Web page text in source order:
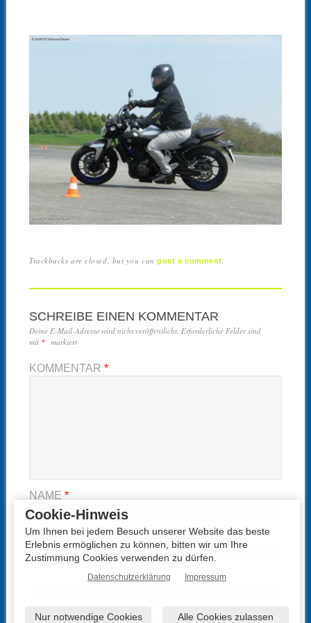
Trackbacks are closed, but you canpost a comment.
SCHREIBE EINEN KOMMENTAR
Deine E-Mail-Adresse wird nicht veröffentlicht. Erforderliche Felder sind
mit * markiert
KOMMENTAR *
NAME *
E-MAIL-ADRESSE*
Cookie-Hinweis
Um Ihnen bei jedem Besuch unserer Website das beste
Erlebnis ermöglichen zu können, bitten wir um Ihre
Zustimmung Cookies verwenden zu dürfen.
Datenschutzerklärung Impressum
Nur notwendige Cookies Alle Cookies zulassen